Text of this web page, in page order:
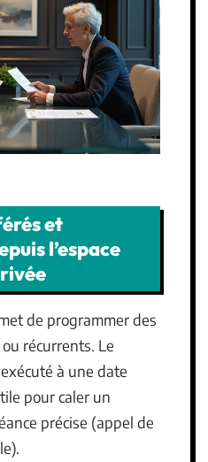
et
l’espace
de programmer des
récurrents. Le
à une date
pour caler un
précise (appel de